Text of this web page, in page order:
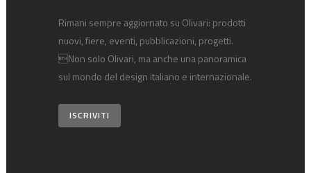
Rimani sempre aggiornato su Olivari: prodotti
nuovi, fiere, eventi, pubblicazioni, progetti.
Non solo Olivari, ma anche una panoramica
sul mondo del design italiano e internazionale.
ISCRIVITI